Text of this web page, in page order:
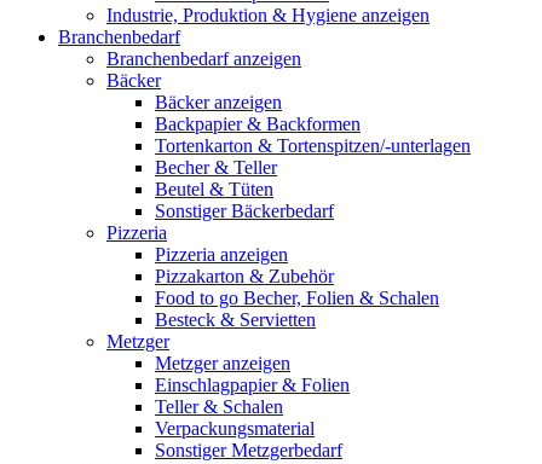
Industrie, Produktion & Hygiene anzeigen
Branchenbedarf
Branchenbedarf anzeigen
Bäcker
Bäcker anzeigen
Backpapier & Backformen
Tortenkarton & Tortenspitzen/-unterlagen
Becher & Teller
Beutel & Tüten
Sonstiger Bäckerbedarf
Pizzeria
Pizzeria anzeigen
Pizzakarton & Zubehör
Food to go Becher, Folien & Schalen
Besteck & Servietten
Metzger
Metzger anzeigen
Einschlagpapier & Folien
Teller & Schalen
Verpackungsmaterial
Sonstiger Metzgerbedarf